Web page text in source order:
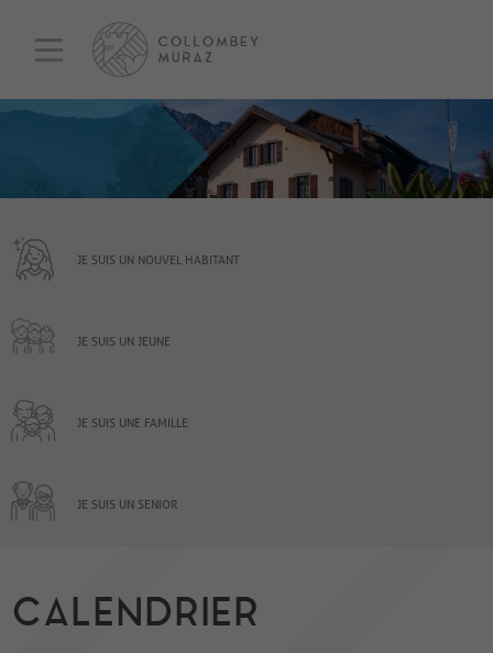
JE SUIS UN NOUVEL HABITANT
JE SUIS UN JEUNE
JE SUIS UNE FAMILLE
JE SUIS UN SENIOR
CALENDRIER